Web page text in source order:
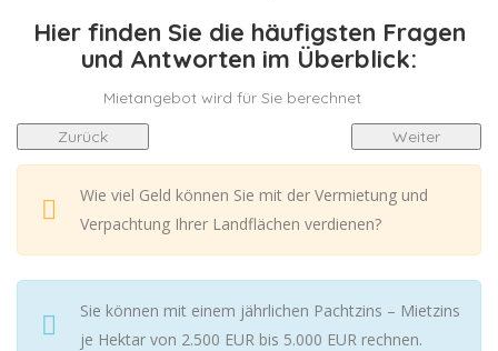
Hier finden Sie die häufigsten Fragen
und Antworten im Überblick:
Mietangebot wird für Sie berechnet
Zurück
Weiter
Wie viel Geld können Sie mit der Vermietung und
Verpachtung Ihrer Landflächen verdienen?
Sie können mit einem jährlichen Pachtzins – Mietzins
je Hektar von 2.500 EUR bis 5.000 EUR rechnen.